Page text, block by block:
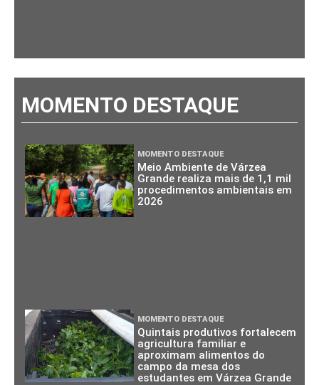
MOMENTO DESTAQUE
MOMENTO DESTAQUE
Meio Ambiente de Várzea
Grande realiza mais de 1,1 mil
procedimentos ambientais em
2026
MOMENTO DESTAQUE
Quintais produtivos fortalecem
agricultura familiar e
aproximam alimentos do
campo da mesa dos
estudantes em Várzea Grande